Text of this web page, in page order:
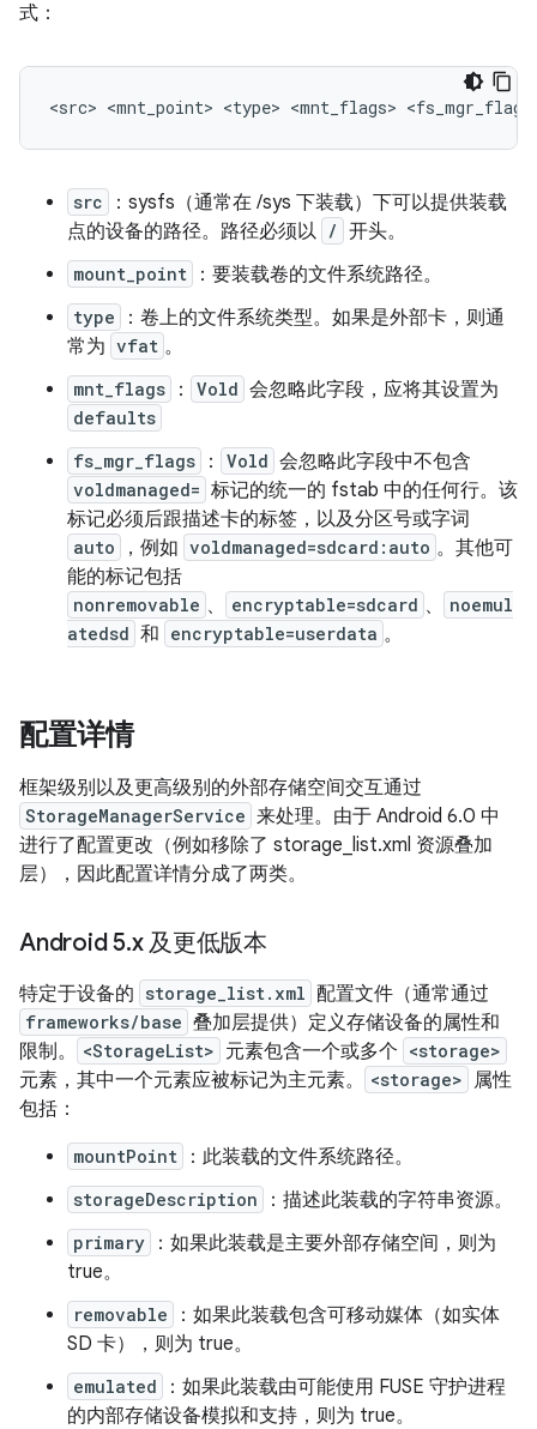
式：
src
：sysfs（通常在 /sys 下装载）下可以提供装载
点的设备的路径。路径必须以 / 开头。
mount_point ：要装载卷的文件系统路径。
type
：卷上的文件系统类型。如果是外部卡，则通
常为 vfat 。
mnt_flags ： Vold 会忽略此字段，应将其设置为
defaults
fs_mgr_flags
： Vold 会忽略此字段中不包含
voldmanaged= 标记的统一的 fstab 中的任何行。该
标记必须后跟描述卡的标签，以及分区号或字词
auto ，例如 voldmanaged=sdcard:auto 。其他可
能的标记包括
nonremovable 、 encryptable=sdcard 、
noemul
atedsd 和 encryptable=userdata 。
配置详情
框架级别以及更高级别的外部存储空间交互通过
StorageManagerService 来处理。由于 Android 6.0 中
进行了配置更改（例如移除了 storage_list.xml 资源叠加
层），因此配置详情分成了两类。
Android 5.x 及更低版本
特定于设备的 storage_list.xml 配置文件（通常通过
frameworks/base 叠加层提供）定义存储设备的属性和
限制。
<StorageList> 元素包含一个或多个 <storage>
元素，其中一个元素应被标记为主元素。 <storage> 属性
包括：
mountPoint ：此装载的文件系统路径。
storageDescription ：描述此装载的字符串资源。
primary
：如果此装载是主要外部存储空间，则为
true。
removable
：如果此装载包含可移动媒体（如实体
SD 卡），则为 true。
emulated
：如果此装载由可能使用 FUSE 守护进程
的内部存储设备模拟和支持，则为 true。